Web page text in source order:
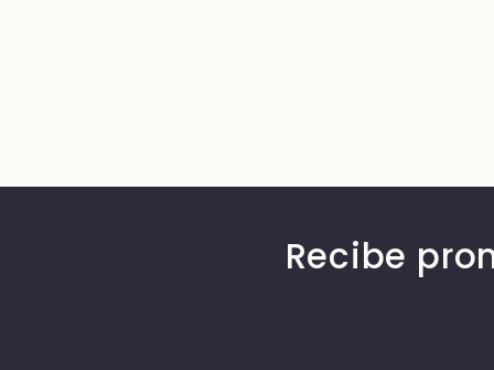
Recibe